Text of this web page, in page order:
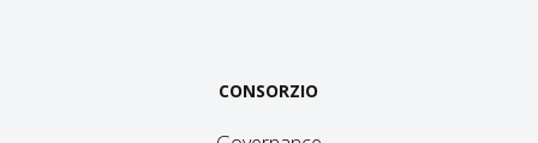
CONSORZIO